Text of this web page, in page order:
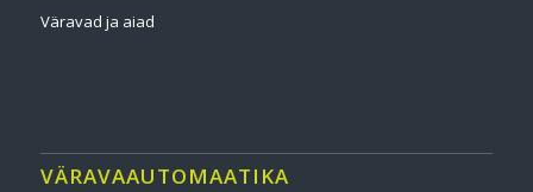
Väravad ja aiad
VÄRAVAAUTOMAATIKA